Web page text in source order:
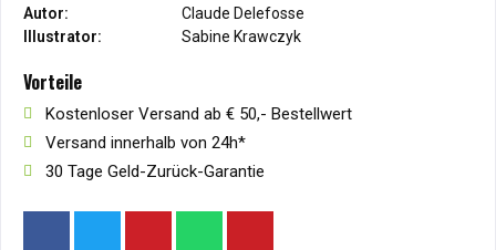
Autor:
Claude Delefosse
Illustrator:
Sabine Krawczyk
Vorteile
Kostenloser Versand ab € 50,- Bestellwert
Versand innerhalb von 24h*
30 Tage Geld-Zurück-Garantie